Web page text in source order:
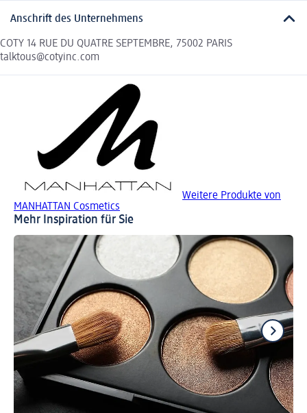
Anschrift des Unternehmens
COTY 14 RUE DU QUATRE SEPTEMBRE, 75002 PARIS
talktous@cotyinc.com
Weitere Produkte von
MANHATTAN Cosmetics
Mehr Inspiration für Sie